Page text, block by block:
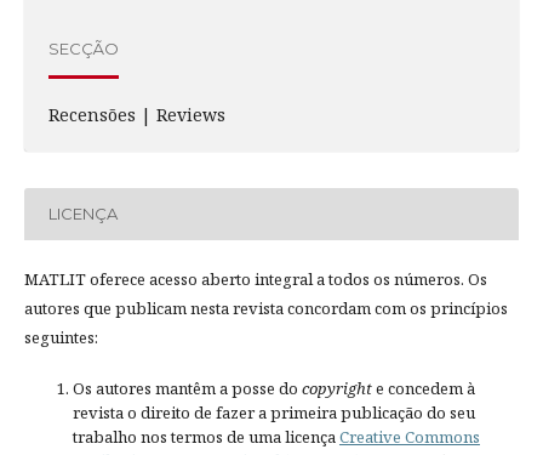
SECÇÃO
Recensões | Reviews
LICENÇA
MATLIT oferece acesso aberto integral a todos os números. Os
autores que publicam nesta revista concordam com os princípios
seguintes:
Os autores mantêm a posse do copyrighte concedem à
revista o direito de fazer a primeira publicação do seu
trabalho nos termos de uma licençaCreative Commons